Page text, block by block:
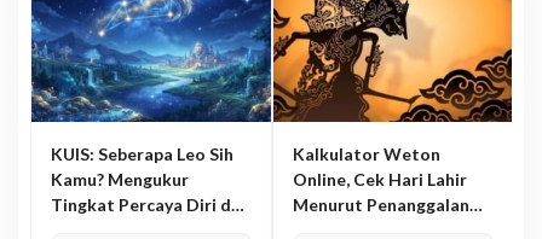
KUIS: Seberapa Leo Sih
Kamu? Mengukur
Tingkat Percaya Diri dan
Kalkulator Weton
Online, Cek Hari Lahir
Menurut Penanggalan